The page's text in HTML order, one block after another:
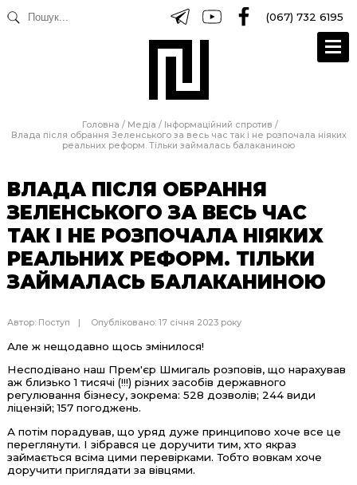
(067) 732 6195
Головна / Медіа / Інформаційний спротив /
Влада після обрання Зеленського за весь час так і не розпочала ніяких
реальних реформ. Тільки займалась балаканиною
ВЛАДА ПІСЛЯ ОБРАННЯ
ЗЕЛЕНСЬКОГО ЗА ВЕСЬ ЧАС
ТАК І НЕ РОЗПОЧАЛА НІЯКИХ
РЕАЛЬНИХ РЕФОРМ. ТІЛЬКИ
ЗАЙМАЛАСЬ БАЛАКАНИНОЮ
Автор: Поступ Опубліковано: 17 січня 2023 року
Але ж нещодавно щось змінилося!
Несподівано наш Прем'єр Шмигаль розповів, що нарахував
аж близько 1 тисячі (!!!) різних засобів державного
регулювання бізнесу, зокрема: 528 дозволів; 244 види
ліцензій; 157 погоджень.
А потім порадував, що уряд дуже принципово хоче все це
переглянути. І зібрався це доручити тим, хто якраз
займається всіма цими перевірками. Тобто вовкам хоче
доручити приглядати за вівцями.